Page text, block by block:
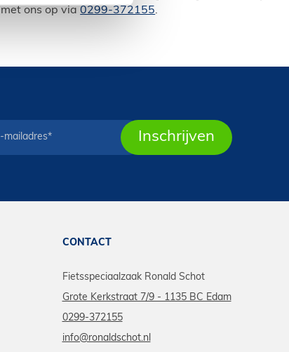
ons op via0299-372155.
CONTACT
Fietsspeciaalzaak Ronald Schot
Grote Kerkstraat 7/9 - 1135 BC Edam
0299-372155
info@ronaldschot.nl